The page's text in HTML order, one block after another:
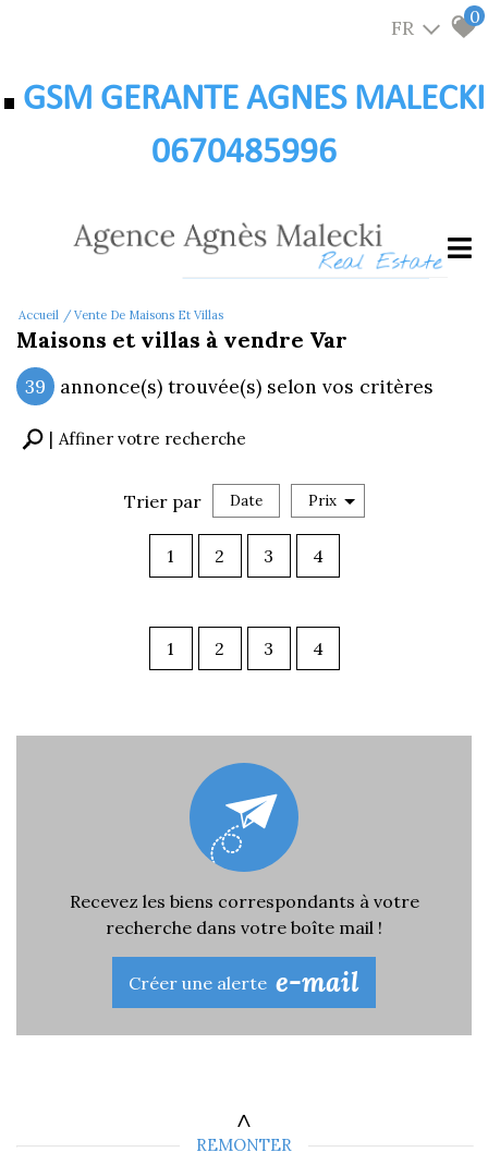
FR 0
GSM GERANTE AGNES MALECKI
0670485996
Accueil Vente De Maisons Et Villas
Maisons et villas à vendre Var
39 annonce(s) trouvée(s) selon vos critères
Affiner votre recherche
5KM 10KM
RECHERCHER
Trier par Date Prix
1 2 3 4
1 2 3 4
Recevez les biens correspondants à votre
recherche dans votre boîte mail !
Créer une alerte e-mail
REMONTER